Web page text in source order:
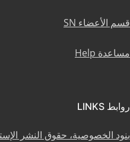
قسم الأعضاء SN
مساعدة Help
روابط LINKS
بنود الخصوصية، حقوق النشر